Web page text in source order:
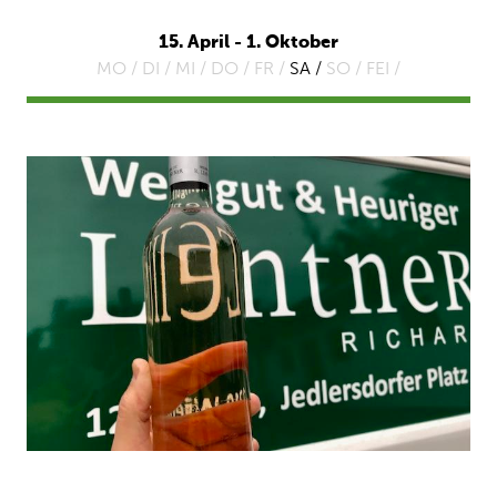
15. April - 1. Oktober
MO / DI / MI / DO / FR / SA / SO / FEI /